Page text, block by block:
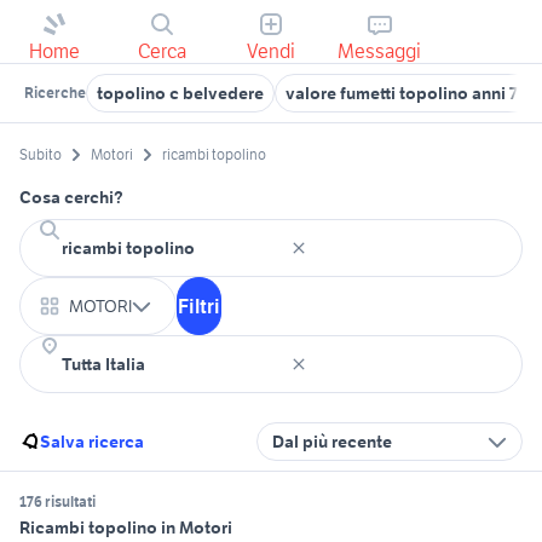
Home Cerca Vendi Messaggi
Ricerche topolino c belvedere valore fumetti topolino anni 70
Subito Motori ricambi topolino
Cosa cerchi?
MOTORI Filtri
Salva ricerca Dal più recente
176 risultati
Ricambi topolino in Motori